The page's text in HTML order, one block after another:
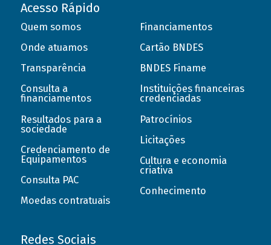
Acesso Rápido
Quem somos
Onde atuamos
Transparência
Consulta a
financiamentos
Resultados para a
sociedade
Credenciamento de
Equipamentos
Consulta PAC
Moedas contratuais
Financiamentos
Cartão BNDES
BNDES Finame
Instituições financeiras
credenciadas
Patrocínios
Licitações
Cultura e economia
criativa
Conhecimento
Redes Sociais